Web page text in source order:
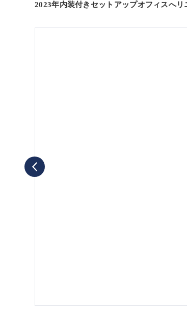
2023年内装付きセットアップオフィスへリ